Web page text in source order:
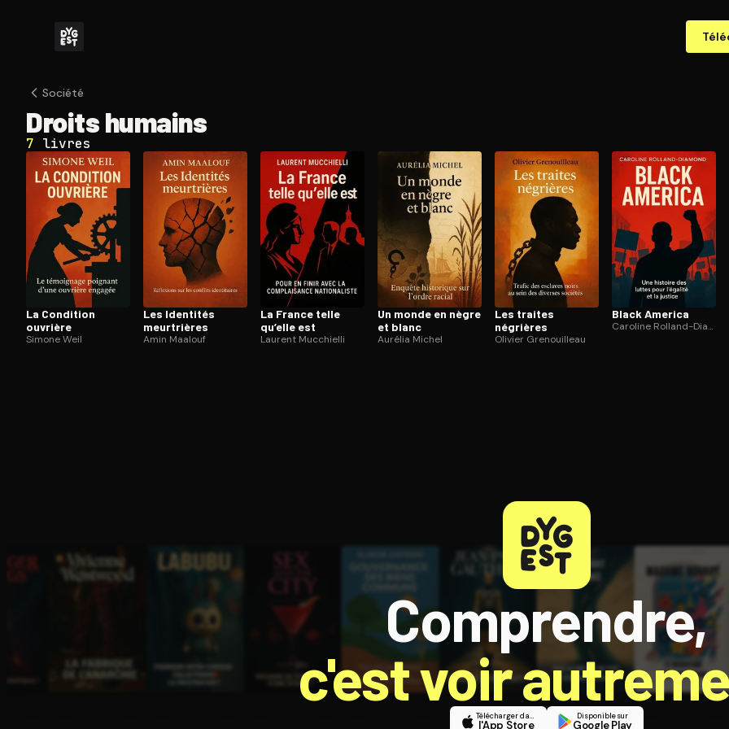
Société
Droits humains
7 livres
La Condition
ouvrière
Simone Weil
Les Identités
meurtrières
Amin Maalouf
La France telle
qu’elle est
Laurent Mucchielli
Un monde en nègre
et blanc
Aurélia Michel
Les traites
négrières
Olivier Grenouilleau
Black America
Caroline Rolland-Diamond
Comprendre,
c'est voir
Télécharger dans
l'App Store
Disponible sur
Google Play